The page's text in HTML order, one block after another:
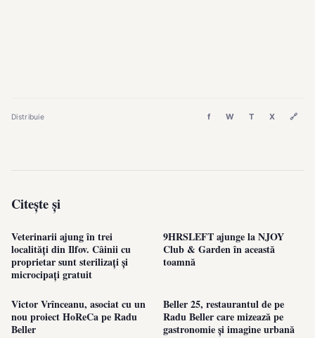
Distribuie f W T X 🔗
Citește și
Veterinarii ajung în trei
localități din Ilfov. Câinii cu
proprietar sunt sterilizați și
microcipați gratuit
9HRSLEFT ajunge la NJOY
Club & Garden în această
toamnă
Victor Vrînceanu, asociat cu un
nou proiect HoReCa pe Radu
Beller
Beller 25, restaurantul de pe
Radu Beller care mizează pe
gastronomie și imagine urbană